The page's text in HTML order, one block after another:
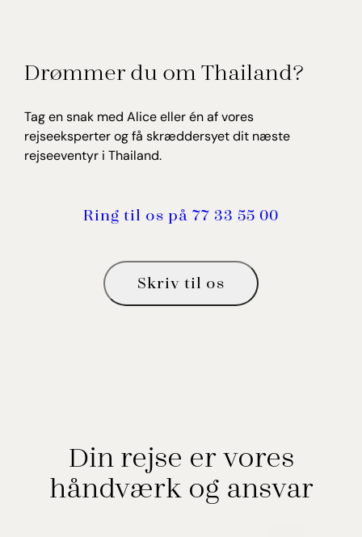
Drømmer du om Thailand?
Tag en snak med Alice eller én af vores
rejseeksperter og få skræddersyet dit næste
rejseeventyr i Thailand.
Ring til os på 77 33 55 00
Skriv til os
Din rejse er vores
håndværk og ansvar